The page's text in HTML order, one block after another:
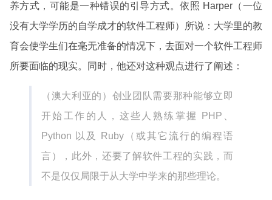
养方式，可能是一种错误的引导方式。依照 Harper（一位
没有大学学历的自学成才的软件工程师）所说：大学里的教
育会使学生们在毫无准备的情况下，去面对一个软件工程师
所要面临的现实。同时，他还对这种观点进行了阐述：
（澳大利亚的）创业团队需要那种能够立即
开始工作的人，这些人熟练掌握 PHP、
Python 以及 Ruby（或其它流行的编程语
言），此外，还要了解软件工程的实践，而
不是仅仅局限于从大学中学来的那些理论。